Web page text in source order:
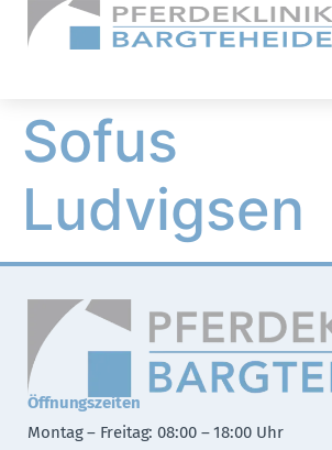
Sofus
Ludvigsen
Öffnungszeiten
Montag – Freitag: 08:00 – 18:00 Uhr